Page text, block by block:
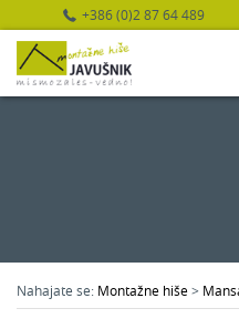
+386 (0)2 87 64 489
Nahajate se: Montažne hiše>